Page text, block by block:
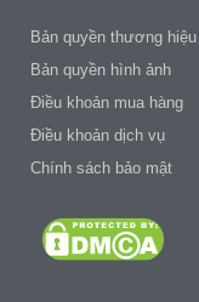
Bản quyền thương hiệu
Bản quyền hình ảnh
Điều khoản mua hàng
Điều khoản dịch vụ
Chính sách bảo mật